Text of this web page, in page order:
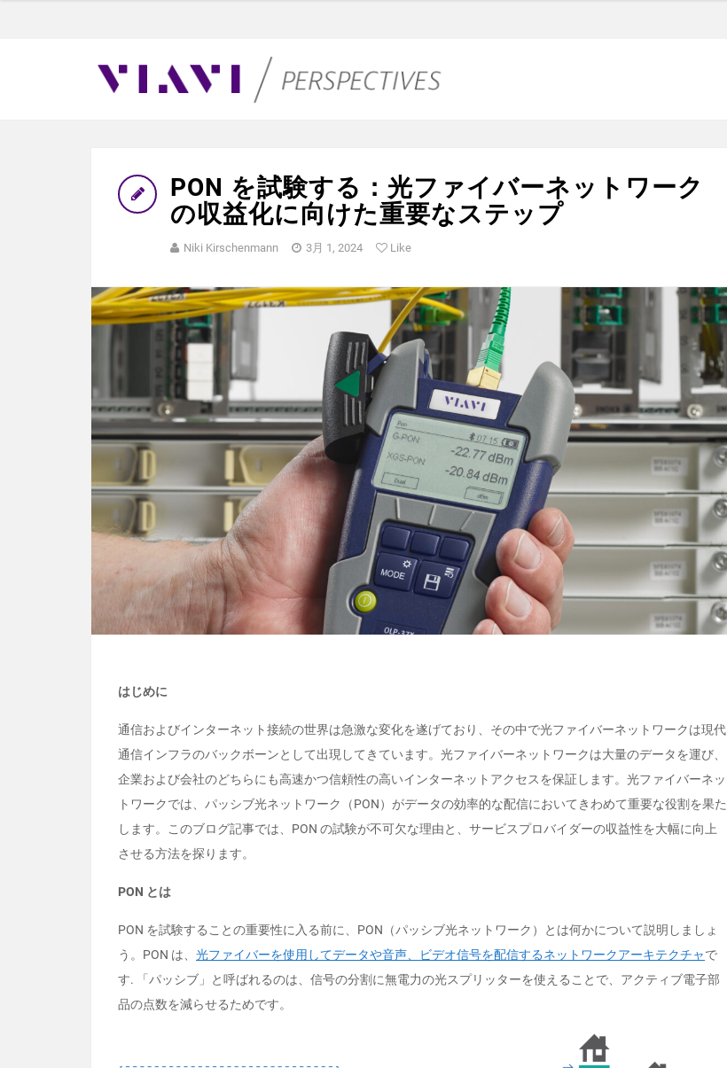
PON を試験する：光ファイバーネットワーク
の収益化に向けた重要なステップ
Niki Kirschenmann 3月 1, 2024 Like
はじめに
通信およびインターネット接続の世界は急激な変化を遂げており、その中で光ファイバーネットワークは現代
通信インフラのバックボーンとして出現してきています。光ファイバーネットワークは大量のデータを運び、
企業および会社のどちらにも高速かつ信頼性の高いインターネットアクセスを保証します。光ファイバーネッ
トワークでは、パッシブ光ネットワーク（PON）がデータの効率的な配信においてきわめて重要な役割を果た
します。このブログ記事では、PON の試験が不可欠な理由と、サービスプロバイダーの収益性を大幅に向上
させる方法を探ります。
PON とは
PON を試験することの重要性に入る前に、PON（パッシブ光ネットワーク）とは何かについて説明しましょ
う。PON は、 光ファイバーを使用してデータや音声、ビデオ信号を配信するネットワークアーキテクチャで
す. 「パッシブ」と呼ばれるのは、信号の分割に無電力の光スプリッターを使えることで、アクティブ電子部
品の点数を減らせるためです。